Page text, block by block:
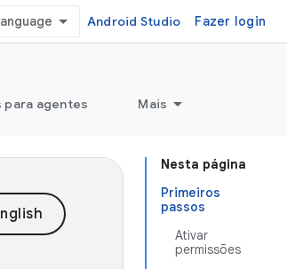
Android Studio Fazer login
para agentes Mais
Nesta página
Primeiros
passos
Ativar
permissões